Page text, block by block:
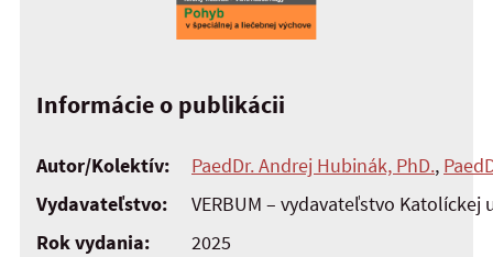
Informácie o publikácii
Autor/Kolektív: PaedDr. Andrej Hubinák, PhD.,
Vydavateľstvo:
VERBUM – vydavateľstvo
Rok vydania:
2025